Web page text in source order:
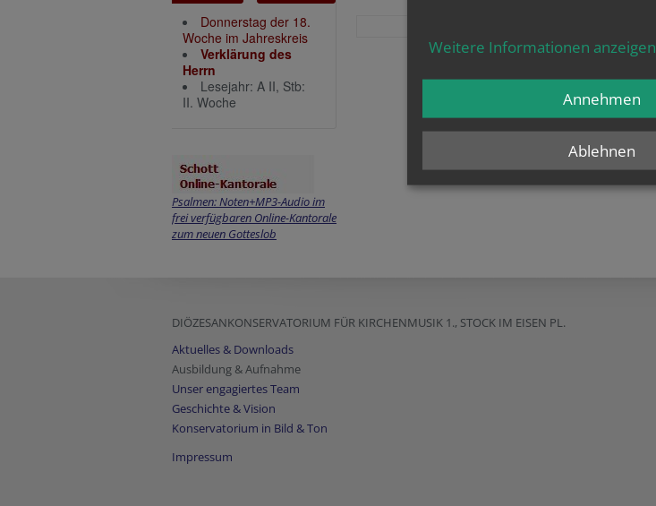
Donnerstag der 18.
Woche im Jahreskreis
Verklärung des
Herrn
Lesejahr: A II, Stb:
II. Woche
Psalmen: Noten+MP3-Audio im
frei verfügbaren Online-Kantorale
zum neuen Gotteslob
DIÖZESANKONSERVATORIUM FÜR KIRCHENMUSIK 1., STOCK IM EISEN PL.
Aktuelles & Downloads
Ausbildung & Aufnahme
Unser engagiertes Team
Geschichte & Vision
Konservatorium in Bild & Ton
Impressum
Weitere Informationen anzeigen
Ablehnen
Annehmen